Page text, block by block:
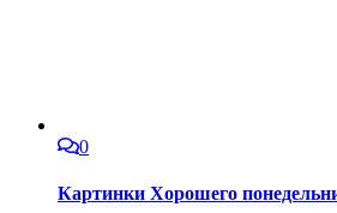
0
Картинки Хорошего